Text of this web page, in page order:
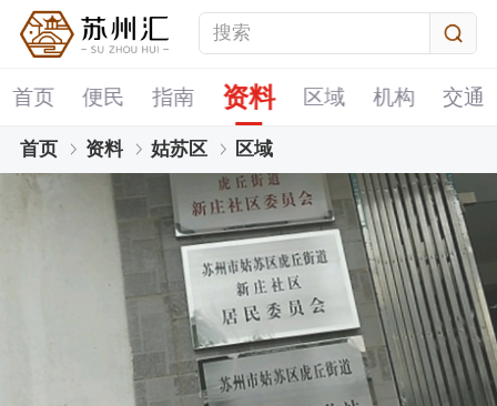
首页 便民 指南 资料 区域 机构 交通
首页 资料 姑苏区 区域